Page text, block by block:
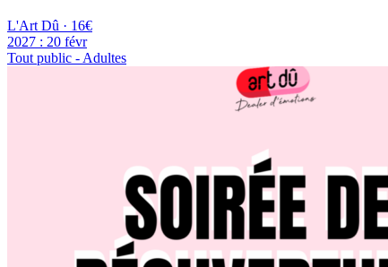
L'Art Dû · 16€
2027 : 20 févr
Tout public - Adultes